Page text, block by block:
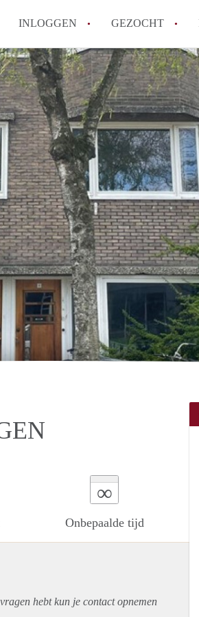
INLOGGEN GEZOCHT
Waar moet je op letten bij een
Waar kun je het best zoeken
Wat kost een studentenkamer
Wanneer moet ik beginnen
De populairste
Alle veelgestelde vragen
∞
Onbepaalde tijd
hebt kun je contact opnemen